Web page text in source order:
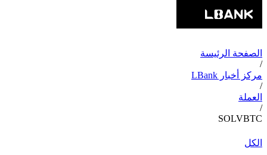
الصفحة الرئيسة
/
مركز أخبار LBank
/
العملة
/
SOLVBTC
الكل